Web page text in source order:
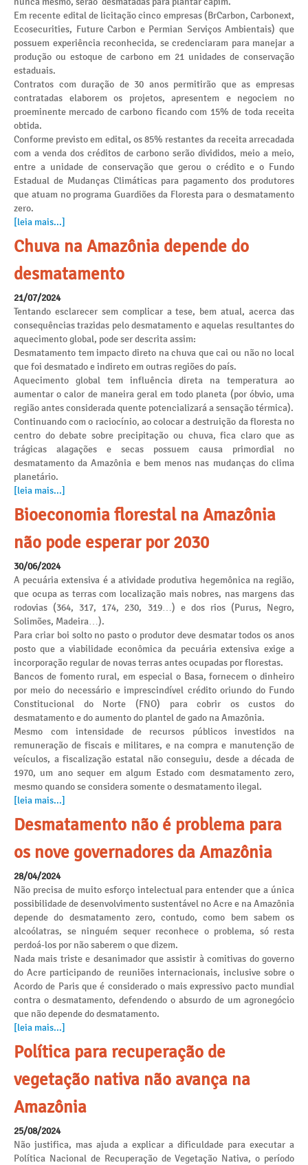
Em recente edital de licitação cinco empresas (BrCarbon, Carbonext,
Ecosecurities, Future Carbon e Permian Serviços Ambientais) que
possuem experiência reconhecida, se credenciaram para manejar a
produção ou estoque de carbono em 21 unidades de conservação
estaduais.
Contratos com duração de 30 anos permitirão que as empresas
contratadas elaborem os projetos, apresentem e negociem no
proeminente mercado de carbono ficando com 15% de toda receita
obtida.
Conforme previsto em edital, os 85% restantes da receita arrecadada
com a venda dos créditos de carbono serão divididos, meio a meio,
entre a unidade de conservação que gerou o crédito e o Fundo
Estadual de Mudanças Climáticas para pagamento dos produtores
que atuam no programa Guardiões da Floresta para o desmatamento
zero.
[leia mais...]
Chuva na Amazônia depende do
desmatamento
21/07/2024
Tentando esclarecer sem complicar a tese, bem atual, acerca das
consequências trazidas pelo desmatamento e aquelas resultantes do
aquecimento global, pode ser descrita assim:
Desmatamento tem impacto direto na chuva que cai ou não no local
que foi desmatado e indireto em outras regiões do país.
Aquecimento global tem influência direta na temperatura ao
aumentar o calor de maneira geral em todo planeta (por óbvio, uma
região antes considerada quente potencializará a sensação térmica).
Continuando com o raciocínio, ao colocar a destruição da floresta no
centro do debate sobre precipitação ou chuva, fica claro que as
trágicas alagações e secas possuem causa primordial no
desmatamento da Amazônia e bem menos nas mudanças do clima
planetário.
[leia mais...]
Bioeconomia florestal na Amazônia
não pode esperar por 2030
30/06/2024
A pecuária extensiva é a atividade produtiva hegemônica na região,
que ocupa as terras com localização mais nobres, nas margens das
rodovias (364, 317, 174, 230, 319…) e dos rios (Purus, Negro,
Solimões, Madeira…).
Para criar boi solto no pasto o produtor deve desmatar todos os anos
posto que a viabilidade econômica da pecuária extensiva exige a
incorporação regular de novas terras antes ocupadas por florestas.
Bancos de fomento rural, em especial o Basa, fornecem o dinheiro
por meio do necessário e imprescindível crédito oriundo do Fundo
Constitucional do Norte (FNO) para cobrir os custos do
desmatamento e do aumento do plantel de gado na Amazônia.
Mesmo com intensidade de recursos públicos investidos na
remuneração de fiscais e militares, e na compra e manutenção de
veículos, a fiscalização estatal não conseguiu, desde a década de
1970, um ano sequer em algum Estado com desmatamento zero,
mesmo quando se considera somente o desmatamento ilegal.
[leia mais...]
Desmatamento não é problema para
os nove governadores da Amazônia
28/04/2024
Não precisa de muito esforço intelectual para entender que a única
possibilidade de desenvolvimento sustentável no Acre e na Amazônia
depende do desmatamento zero, contudo, como bem sabem os
alcoólatras, se ninguém sequer reconhece o problema, só resta
perdoá-los por não saberem o que dizem.
Nada mais triste e desanimador que assistir à comitivas do governo
do Acre participando de reuniões internacionais, inclusive sobre o
Acordo de Paris que é considerado o mais expressivo pacto mundial
contra o desmatamento, defendendo o absurdo de um agronegócio
que não depende do desmatamento.
[leia mais...]
Política para recuperação de
vegetação nativa não avança na
Amazônia
25/08/2024
Não justifica, mas ajuda a explicar a dificuldade para executar a
Política Nacional de Recuperação de Vegetação Nativa, o período